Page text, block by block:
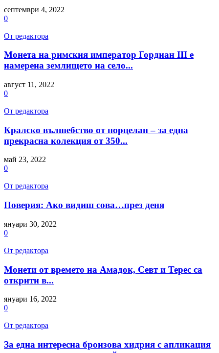
септември 4, 2022
0
От редактора
Монета на римския император Гордиан III е
намерена землището на село...
август 11, 2022
0
От редактора
Кралско вълшебство от порцелан – за една
прекрасна колекция от 350...
май 23, 2022
0
От редактора
Поверия: Ако видиш сова…през деня
януари 30, 2022
0
От редактора
Монети от времето на Амадок, Севт и Терес са
открити в...
януари 16, 2022
0
От редактора
За една интересна бронзова хидрия с апликация